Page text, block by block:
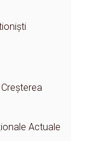
Actuale